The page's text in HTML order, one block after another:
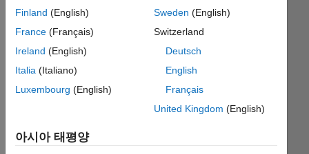
haven't
seen
Cody.
an
Finland (English)
France (Français)
Ireland (English)
Italia (Italiano)
Luxembourg (English)
Sweden (English)
Switzerland
Deutsch
English
Français
United Kingdom (English)
아시아 태평양